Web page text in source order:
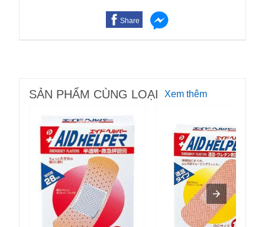
Share
SẢN PHẨM CÙNG LOẠI Xem thêm